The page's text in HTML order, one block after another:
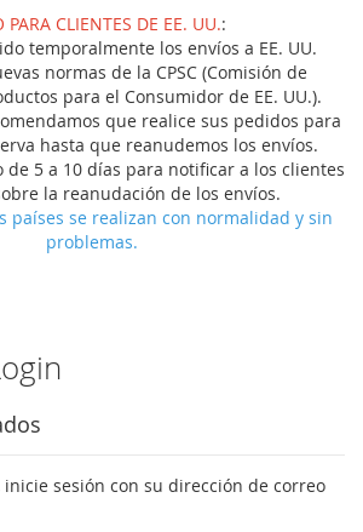
PARA CLIENTES DE EE. UU.:
temporalmente los envíos a EE. UU.
normas de la CPSC (Comisión de
para el Consumidor de EE. UU.).
que realice sus pedidos para
hasta que reanudemos los envíos.
de 5 a 10 días para notificar a los clientes
la reanudación de los envíos.
países se realizan con normalidad y sin
problemas.
sesión con su dirección de correo